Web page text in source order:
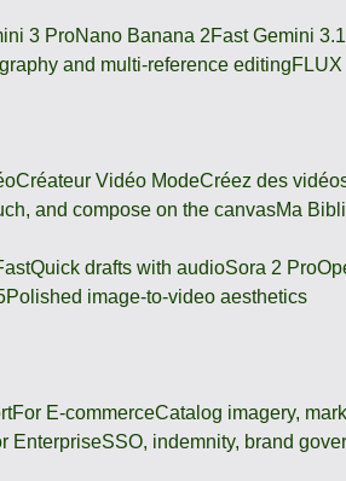
3 ProNano Banana 2Fast Gemini
and multi-reference editing
Créateur Vidéo ModeCréez des
and compose on the canvasMa
Quick drafts with audioSora 2 Pro
Polished image-to-video aesthetics
For E-commerceCatalog imagery,
EnterpriseSSO, indemnity, brand